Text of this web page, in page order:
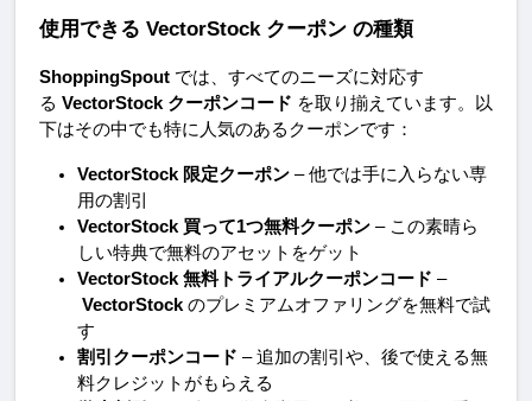
使用できる VectorStock クーポン の種類
ShoppingSpout では、すべてのニーズに対応す
る VectorStock クーポンコード を取り揃えています。以
下はその中でも特に人気のあるクーポンです：
VectorStock 限定クーポン – 他では手に入らない専
用の割引
VectorStock 買って1つ無料クーポン – この素晴ら
しい特典で無料のアセットをゲット
VectorStock 無料トライアルクーポンコード –
VectorStock のプレミアムオファリングを無料で試
す
割引クーポンコード – 追加の割引や、後で使える無
料クレジットがもらえる